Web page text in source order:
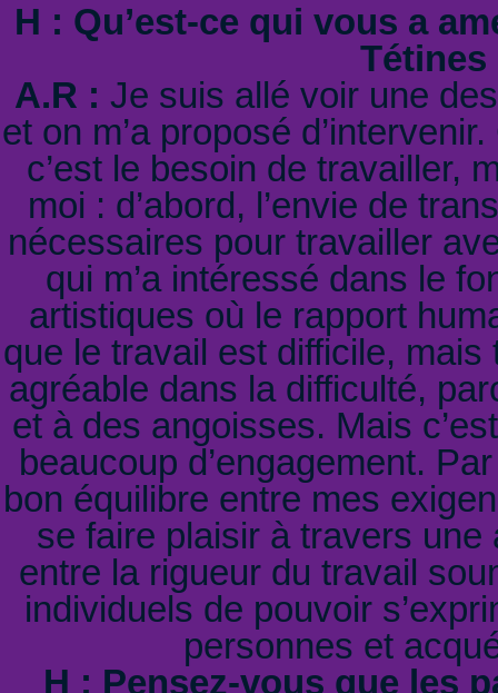
H : Qu’est-ce qui vous a
A.R : Je suis allé voir une
et on m’a proposé
c’est le besoin de travailler,
moi : d’abord, l’envie de
nécessaires pour travailler
qui m’a intéressé dans le
artistiques où le rapport
que le travail est difficile, mais
agréable dans la difficulté,
et à des angoisses. Mais
beaucoup d’engagement.
bon équilibre entre mes
se faire plaisir à travers
entre la rigueur du travail
individuels de pouvoir
personnes et
H : Pensez-vous que les